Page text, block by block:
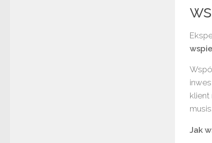
klient
Jak